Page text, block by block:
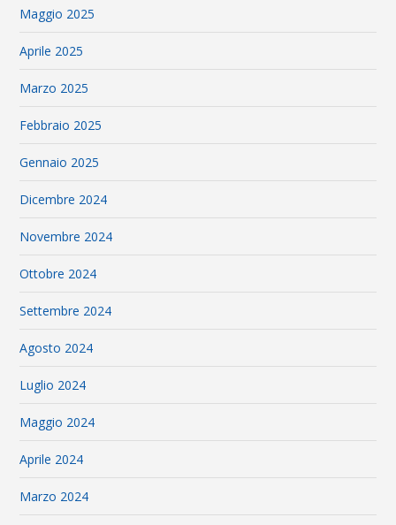
Maggio 2025
Aprile 2025
Marzo 2025
Febbraio 2025
Gennaio 2025
Dicembre 2024
Novembre 2024
Ottobre 2024
Settembre 2024
Agosto 2024
Luglio 2024
Maggio 2024
Aprile 2024
Marzo 2024